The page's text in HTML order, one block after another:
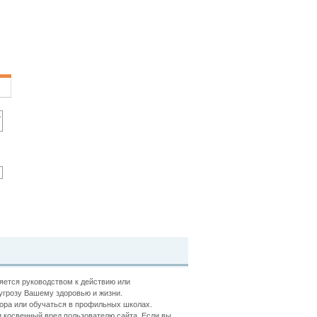
руководством к действию или
Вашему здоровью и жизни.
или обучаться в профильных школах.